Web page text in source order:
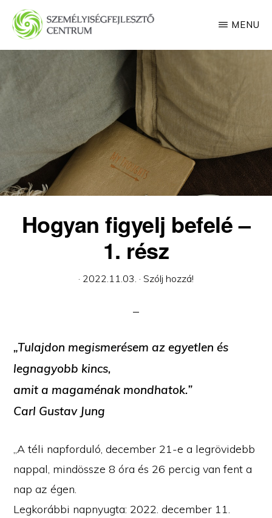
Skip
mainSZEMÉLYISÉGFEJLESZTŐ
CENTRUM
MENU
Hogyan figyelj befelé –
1. rész
· 2022.11.03. · Szólj hozzá!
„Tulajdon megismerésem az egyetlen és
legnagyobb kincs,
amit a magaménak mondhatok.”
Carl Gustav Jung
„A téli napforduló, december 21-e a legrövidebb
nappal, mindössze 8 óra és 26 percig van fent a
nap az égen.
Legkorábbi napnyugta: 2022. december 11.